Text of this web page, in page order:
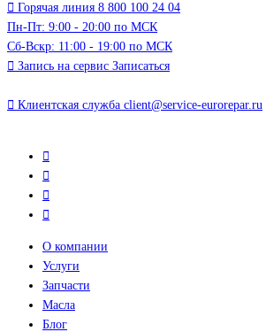
Горячая линия 8 800 100 24 04
Пн-Пт: 9:00 - 20:00 по МСК
Сб-Вскр: 11:00 - 19:00 по МСК
Запись на сервис Записаться
Клиентская служба client@service-eurorepar.ru
О компании
Услуги
Запчасти
Масла
Блог